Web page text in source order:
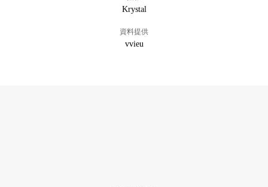
Krystal
資料提供
vvieu